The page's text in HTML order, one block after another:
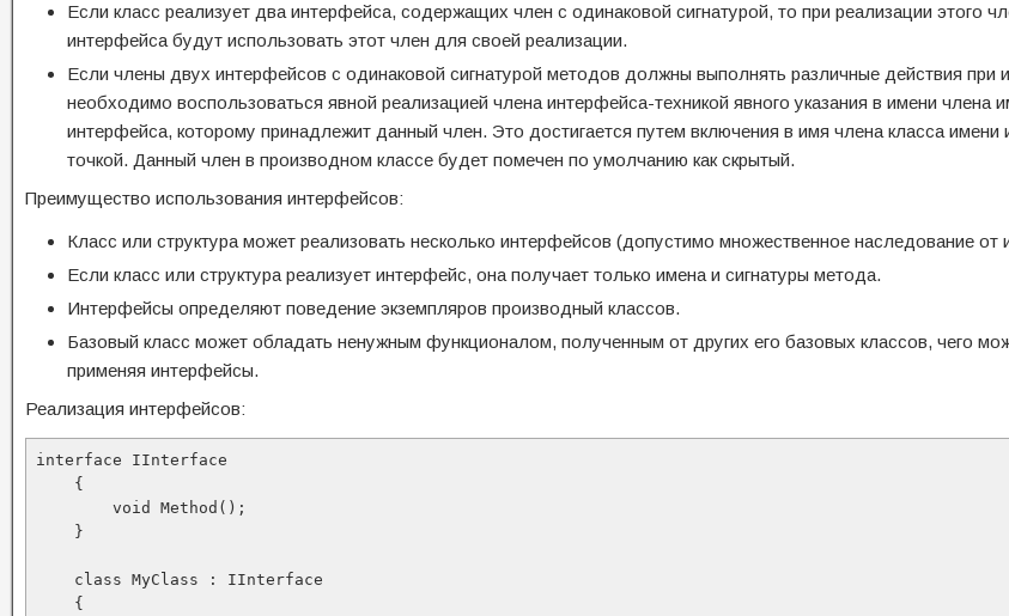
Если класс реализует два интерфейса, содержащих член с одинаковой сигнатурой, то при реализации этого
интерфейса будут использовать этот член для своей реализации.
Если члены двух интерфейсов с одинаковой сигнатурой методов должны выполнять различные действия при
необходимо воспользоваться явной реализацией члена интерфейса-техникой явного указания в имени члена
интерфейса, которому принадлежит данный член. Это достигается путем включения в имя члена класса имени
точкой. Данный член в производном классе будет помечен по умолчанию как скрытый.
Преимущество использования интерфейсов:
Класс или структура может реализовать несколько интерфейсов (допустимо множественное наследование от
Если класс или структура реализует интерфейс, она получает только имена и сигнатуры метода.
Интерфейсы определяют поведение экземпляров производный классов.
Базовый класс может обладать ненужным функционалом, полученным от других его базовых классов, чего
применяя интерфейсы.
Реализация интерфейсов:
interface IInterface
    {
        void Method();
    }
    class MyClass : IInterface
    {